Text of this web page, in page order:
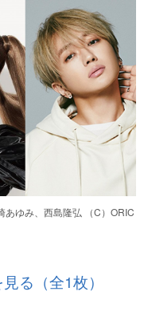
ゆみ、西島隆弘 （C）ORIC
る（全1枚）